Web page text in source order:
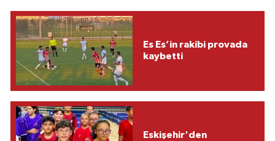
Es Es’in rakibi provada
kaybetti
Eskişehir'den